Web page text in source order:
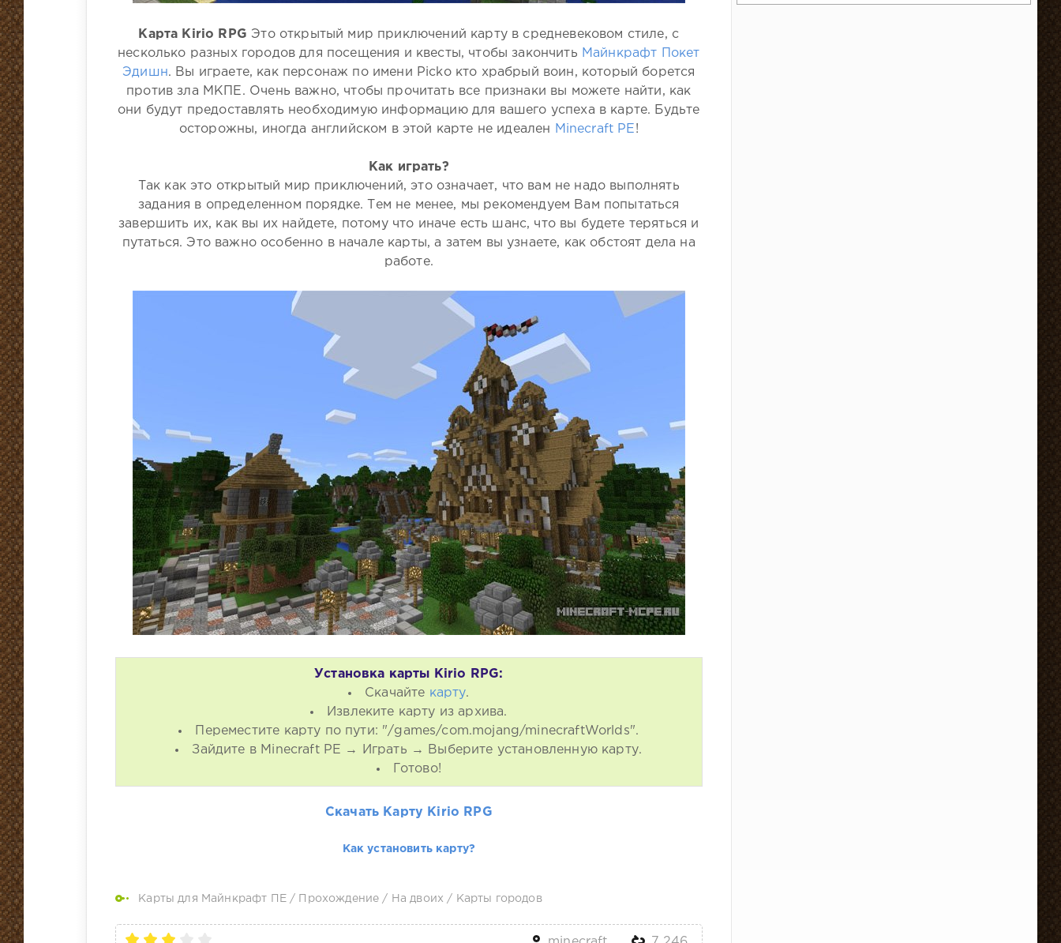
Карта Kirio RPG Это открытый мир приключений карту в средневековом стиле, с
несколько разных городов для посещения и квесты, чтобы закончить Майнкрафт Покет
Эдишн. Вы играете, как персонаж по имени Picko кто храбрый воин, который борется
против зла МКПЕ. Очень важно, чтобы прочитать все признаки вы можете найти, как
они будут предоставлять необходимую информацию для вашего успеха в карте. Будьте
осторожны, иногда английском в этой карте не идеален
Minecraft PE !
Как играть?
Так как это открытый мир приключений, это означает, что вам не надо выполнять
задания в определенном порядке. Тем не менее, мы рекомендуем Вам попытаться
завершить их, как вы их найдете, потому что иначе есть шанс, что вы будете теряться и
путаться. Это важно особенно в начале карты, а затем вы узнаете, как обстоят дела на
работе.
Установка карты Kirio RPG:
Скачайте карту.
Извлеките карту из архива.
Переместите карту по пути: "/games/com.mojang/minecraftWorlds".
Зайдите в Minecraft PE → Играть → Выберите установленную карту.
Готово!
Скачать Карту Kirio RPG
Как установить карту?
Карты для Майнкрафт ПЕ / Прохождение / На двоих / Карты городов